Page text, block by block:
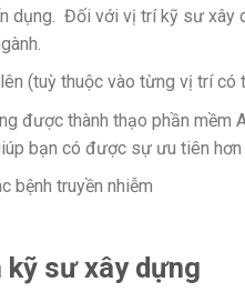
dụng. Đối với vị trí kỹ sư xây
(tuỳ thuộc vào từng vị trí có
được thành thạo phần mềm
bạn có được sự ưu tiên hơn
bệnh truyền nhiễm
sư xây dựng